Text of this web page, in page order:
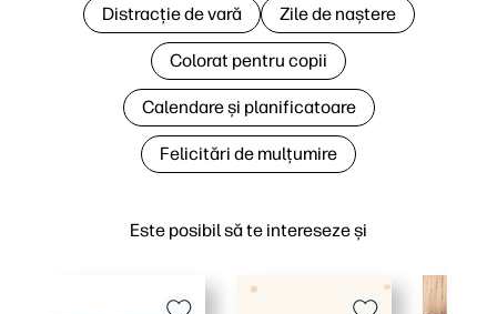
Este posibil să te intereseze și
Distracție de vară Zile de naștere
Colorat pentru copii
Calendare și planificatoare
Felicitări de mulțumire